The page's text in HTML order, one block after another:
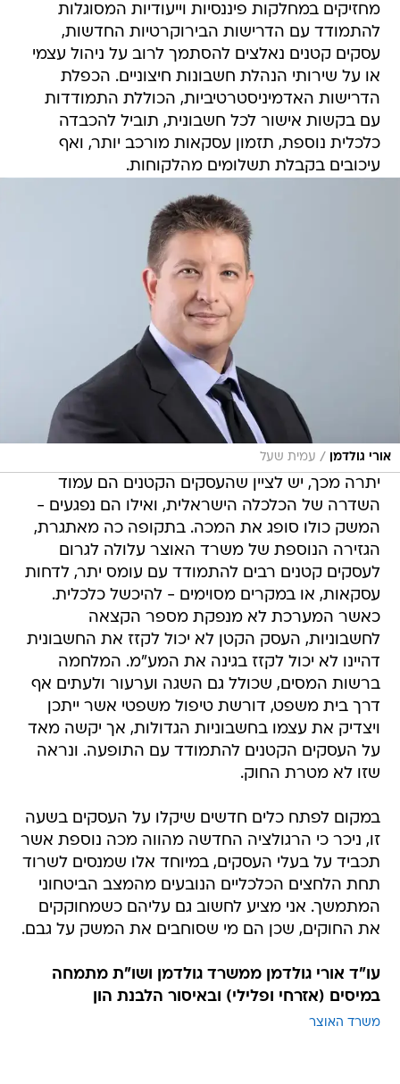
מחזיקים במחלקות פיננסיות וייעודיות המסוגלות
להתמודד עם הדרישות הבירוקרטיות החדשות,
עסקים קטנים נאלצים להסתמך לרוב על ניהול עצמי
או על שירותי הנהלת חשבונות חיצוניים. הכפלת
הדרישות האדמיניסטרטיביות, הכוללת התמודדות
עם בקשות אישור לכל חשבונית, תוביל להכבדה
כלכלית נוספת, תזמון עסקאות מורכב יותר, ואף
עיכובים בקבלת תשלומים מהלקוחות.
אורי גולדמן / עמית שעל
יתרה מכך, יש לציין שהעסקים הקטנים הם עמוד
השדרה של הכלכלה הישראלית, ואילו הם נפגעים -
המשק כולו סופג את המכה. בתקופה כה מאתגרת,
הגזירה הנוספת של משרד האוצר עלולה לגרום
לעסקים קטנים רבים להתמודד עם עומס יתר, לדחות
עסקאות, או במקרים מסוימים - להיכשל כלכלית.
כאשר המערכת לא מנפקת מספר הקצאה
לחשבוניות, העסק הקטן לא יכול לקזז את החשבונית
דהיינו לא יכול לקזז בגינה את המע"מ. המלחמה
ברשות המסים, שכולל גם השגה וערעור ולעתים אף
דרך בית משפט, דורשת טיפול משפטי אשר ייתכן
ויצדיק את עצמו בחשבוניות הגדולות, אך יקשה מאד
על העסקים הקטנים להתמודד עם התופעה. ונראה
שזו לא מטרת החוק.
במקום לפתח כלים חדשים שיקלו על העסקים בשעה
זו, ניכר כי הרגולציה החדשה מהווה מכה נוספת אשר
תכביד על בעלי העסקים, במיוחד אלו שמנסים לשרוד
תחת הלחצים הכלכליים הנובעים מהמצב הביטחוני
המתמשך. אני מציע לחשוב גם עליהם כשמחוקקים
את החוקים, שכן הם מי שסוחבים את המשק על גבם.
עו"ד אורי גולדמן ממשרד גולדמן ושו"ת מתמחה
במיסים (אזרחי ופלילי) ובאיסור הלבנת הון
משרד האוצר